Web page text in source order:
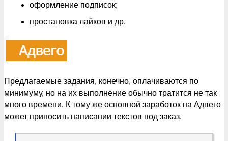
оформление подписок;
простановка лайков и др.
Предлагаемые задания, конечно, оплачиваются по
минимуму, но на их выполнение обычно тратится не так
много времени. К тому же основной заработок на Адвего
может приносить написании текстов под заказ.